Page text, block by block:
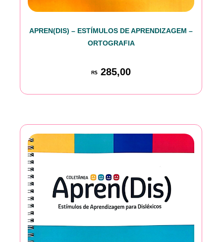
APREN(DIS) – ESTÍMULOS DE APRENDIZAGEM –
ORTOGRAFIA
R$ 285,00